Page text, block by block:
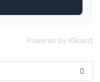
Powered by KBoard